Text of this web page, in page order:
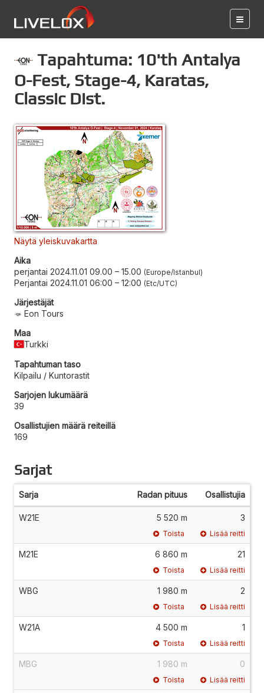
Tapahtuma: 10'th Antalya
O-Fest, Stage-4, Karatas,
Classic Dist.
Näytä yleiskuvakartta
Aika
perjantai 2024.11.01 09.00 – 15.00 Europe/Istanbul
Perjantai 2024.11.01 06:00 – 12:00 Etc/UTC
Järjestäjät
Eon Tours
Maa
Turkki
Tapahtuman taso
Kilpailu / Kuntorastit
Sarjojen lukumäärä
39
Osallistujien määrä reiteillä
169
Sarjat
Sarja Radan pituus Osallistujia
W21E 5 520 m 3
Toista Lisää reitti
M21E 6 860 m 21
Toista Lisää reitti
WBG 1 980 m 2
Toista Lisää reitti
W21A 4 500 m 1
Toista Lisää reitti
MBG 1 980 m 0
Toista Lisää reitti